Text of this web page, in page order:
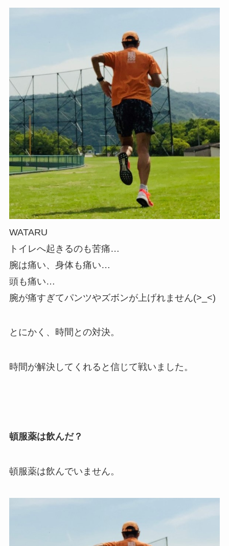
WATARU
トイレへ起きるのも苦痛…
腕は痛い、身体も痛い…
頭も痛い…
腕が痛すぎてパンツやズボンが上げれません(>_<)
とにかく、時間との対決。
時間が解決してくれると信じて戦いました。
頓服薬は飲んだ？
頓服薬は飲んでいません。